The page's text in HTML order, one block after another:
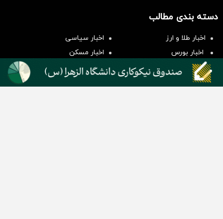
سرمایه گذاری
دسته بندی مطالب
اخبار طلا و ارز
اخبار سیاسی
اخبار بورس
اخبار مسکن
اخبار خودرو
اخبار تکنولوژی
اخبار تولید و تجارت